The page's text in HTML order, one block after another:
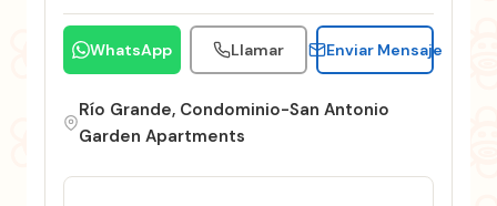
WhatsApp Llamar Enviar Mensaje
Río Grande, Condominio-San Antonio
Garden Apartments